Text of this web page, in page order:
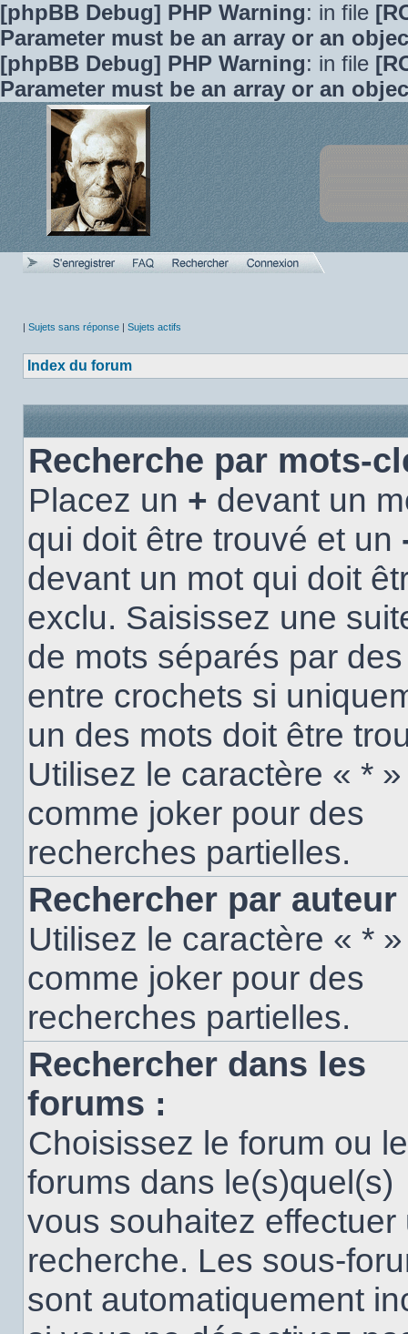
[phpBB Debug] PHP Warning: in file
Parameter must be an array or an
[phpBB Debug] PHP Warning: in file
Parameter must be an array or an
| Sujets sans réponse | Sujets actifs
Index du forum
Recherche par mots-
Placez un + devant un
qui doit être trouvé et un
devant un mot qui doit
exclu. Saisissez une
de mots séparés par
entre crochets si
un des mots doit être
Utilisez le caractère « * »
comme joker pour des
recherches partielles.
Rechercher par auteur
Utilisez le caractère « * »
comme joker pour des
recherches partielles.
Rechercher dans les
forums :
Choisissez le forum ou
forums dans le(s)quel(s)
vous souhaitez effectuer
recherche. Les sous-
sont automatiquement